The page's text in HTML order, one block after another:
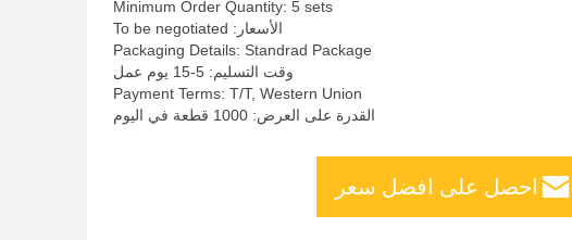
Minimum Order Quantity: 5 sets
الأسعار: To be negotiated
Packaging Details: Standrad Package
وقت التسليم: 5-15 يوم عمل
Payment Terms: T/T, Western Union
القدرة على العرض: 1000 قطعة في اليوم
احصل على افضل سعر